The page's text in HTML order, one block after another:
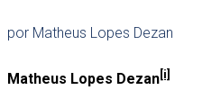
por Matheus Lopes Dezan
Matheus Lopes Dezan [i]